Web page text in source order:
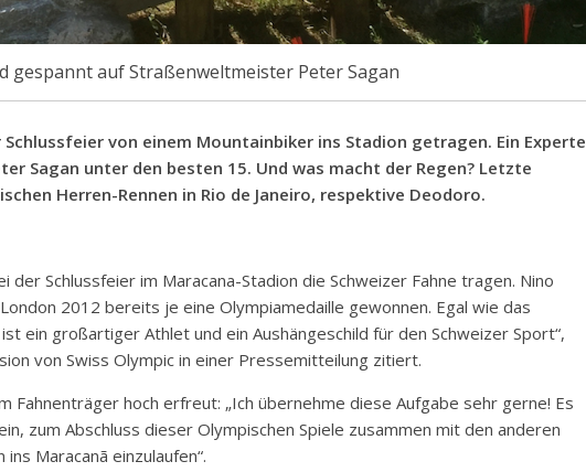
gespannt auf Straßenweltmeister Peter Sagan
Schlussfeier von einem Mountainbiker ins Stadion getragen. Ein Experte
Sagan unter den besten 15. Und was macht der Regen? Letzte
Herren-Rennen in Rio de Janeiro, respektive Deodoro.
der Schlussfeier im Maracana-Stadion die Schweizer Fahne tragen. Nino
2012 bereits je eine Olympiamedaille gewonnen. Egal wie das
ein großartiger Athlet und ein Aushängeschild für den Schweizer Sport“,
von Swiss Olympic in einer Pressemitteilung zitiert.
Fahnenträger hoch erfreut: „Ich übernehme diese Aufgabe sehr gerne! Es
zum Abschluss dieser Olympischen Spiele zusammen mit den anderen
Maracanã einzulaufen“.